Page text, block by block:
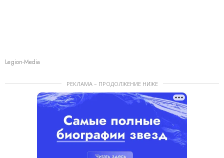
Legion-Media
РЕКЛАМА – ПРОДОЛЖЕНИЕ НИЖЕ